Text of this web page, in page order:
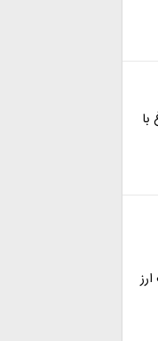
با
ارز